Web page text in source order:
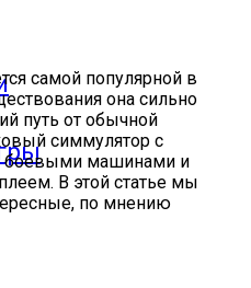
самой популярной в
она сильно
путь от обычной
симмулятор с
боевыми машинами и
В этой статье мы
по мнению